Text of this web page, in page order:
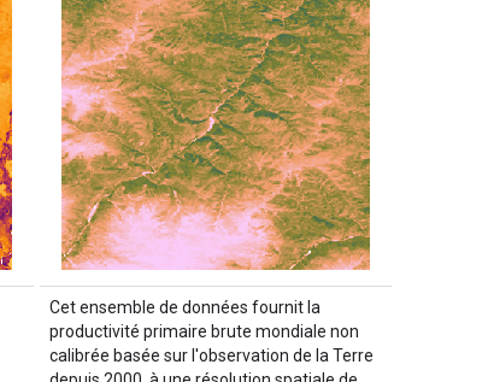
Cet ensemble de données fournit la
productivité primaire brute mondiale non
calibrée basée sur l'observation de la Terre